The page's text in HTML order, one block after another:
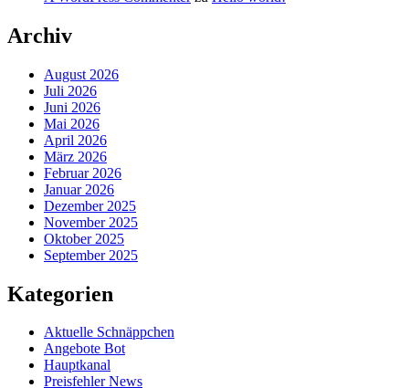
Archiv
August 2026
Juli 2026
Juni 2026
Mai 2026
April 2026
März 2026
Februar 2026
Januar 2026
Dezember 2025
November 2025
Oktober 2025
September 2025
Kategorien
Aktuelle Schnäppchen
Angebote Bot
Hauptkanal
Preisfehler News